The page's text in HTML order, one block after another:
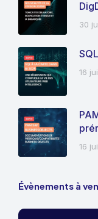
30
16
16
Évènements à